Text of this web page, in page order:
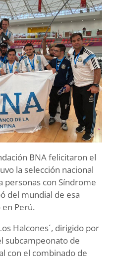
BNA felicitaron el
la selección nacional
personas con Síndrome
del mundial de esa
Perú.
Halcones´, dirigido por
subcampeonato de
con el combinado de